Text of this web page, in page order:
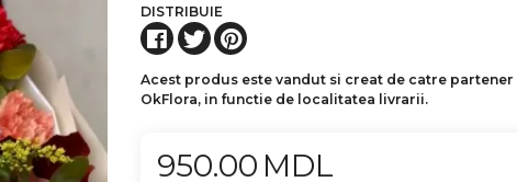
DISTRIBUIE
Acest produs este vandut si creat de catre partener
OkFlora, in functie de localitatea livrarii.
950.00 MDL